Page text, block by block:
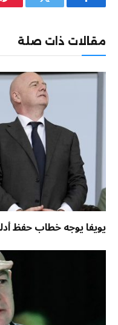
فيسبوك تويتر
مقالات ذات صلة
يويفا يوجه خطاب حفظ